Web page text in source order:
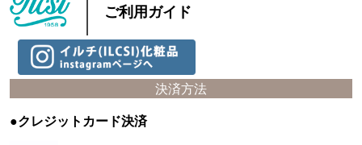
ご利用ガイド
決済方法
●クレジットカード決済